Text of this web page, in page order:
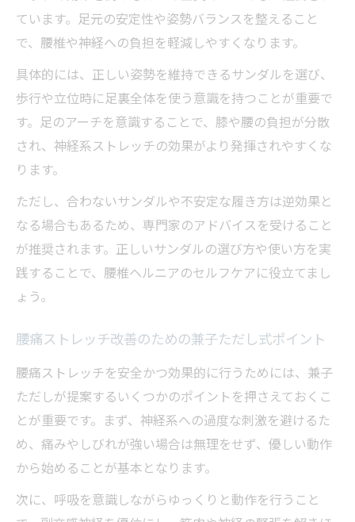
ています。足元の安定性や姿勢バランスを整えること
で、腰椎や神経への負担を軽減しやすくなります。
具体的には、正しい姿勢を維持できるサンダルを選び、
歩行や立位時に足裏全体を使う意識を持つことが重要で
す。足のアーチを意識することで、膝や腰の負担が分散
され、神経系ストレッチの効果がより発揮されやすくな
ります。
ただし、合わないサンダルや不安定な履き方は逆効果と
なる場合もあるため、専門家のアドバイスを受けること
が推奨されます。正しいサンダルの選び方や使い方を実
践することで、腰椎ヘルニアのセルフケアに役立てまし
ょう。
腰痛ストレッチ改善のための兼子ただし式ポイント
腰痛ストレッチを安全かつ効果的に行うためには、兼子
ただしが提案するいくつかのポイントを押さえておくこ
とが重要です。まず、神経系への過度な刺激を避けるた
め、痛みやしびれが強い場合は無理をせず、優しい動作
から始めることが基本となります。
次に、呼吸を意識しながらゆっくりと動作を行うこと